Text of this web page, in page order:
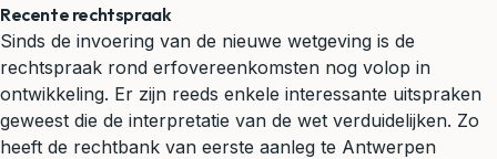
Recente rechtspraak
Sinds de invoering van de nieuwe wetgeving is de
rechtspraak rond erfovereenkomsten nog volop in
ontwikkeling. Er zijn reeds enkele interessante uitspraken
geweest die de interpretatie van de wet verduidelijken. Zo
heeft de rechtbank van eerste aanleg te Antwerpen